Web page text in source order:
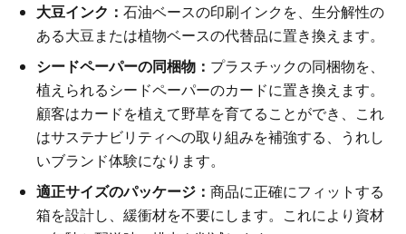
大豆インク： 石油ベースの印刷インクを、生分解性の
ある大豆または植物ベースの代替品に置き換えます。
シードペーパーの同梱物： プラスチックの同梱物を、
植えられるシードペーパーのカードに置き換えます。
顧客はカードを植えて野草を育てることができ、これ
はサステナビリティへの取り組みを補強する、うれし
いブランド体験になります。
適正サイズのパッケージ： 商品に正確にフィットする
箱を設計し、緩衝材を不要にします。これにより資材